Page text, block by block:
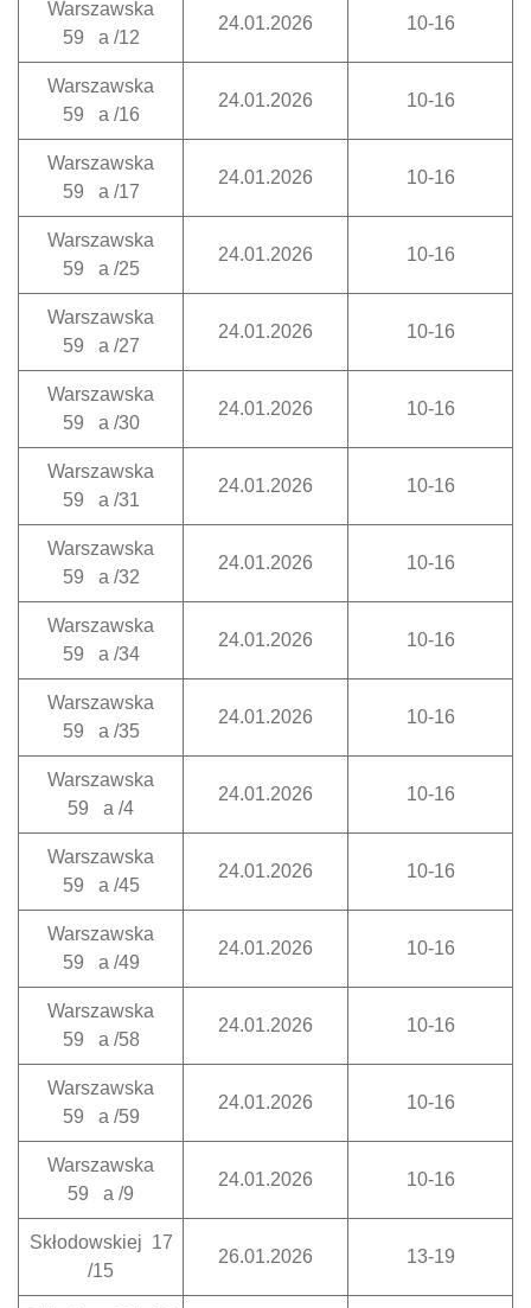
Warszawska
59 a /12
24.01.2026 10-16
Warszawska
59 a /16
24.01.2026 10-16
Warszawska
59 a /17
24.01.2026 10-16
Warszawska
59 a /25
24.01.2026 10-16
Warszawska
59 a /27
24.01.2026 10-16
Warszawska
59 a /30
24.01.2026 10-16
Warszawska
59 a /31
24.01.2026 10-16
Warszawska
59 a /32
24.01.2026 10-16
Warszawska
59 a /34
24.01.2026 10-16
Warszawska
59 a /35
24.01.2026 10-16
Warszawska
59 a /4
24.01.2026 10-16
Warszawska
59 a /45
24.01.2026 10-16
Warszawska
59 a /49
24.01.2026 10-16
Warszawska
59 a /58
24.01.2026 10-16
Warszawska
59 a /59
24.01.2026 10-16
Warszawska
59 a /9
24.01.2026 10-16
Skłodowskiej 17
/15
26.01.2026 13-19